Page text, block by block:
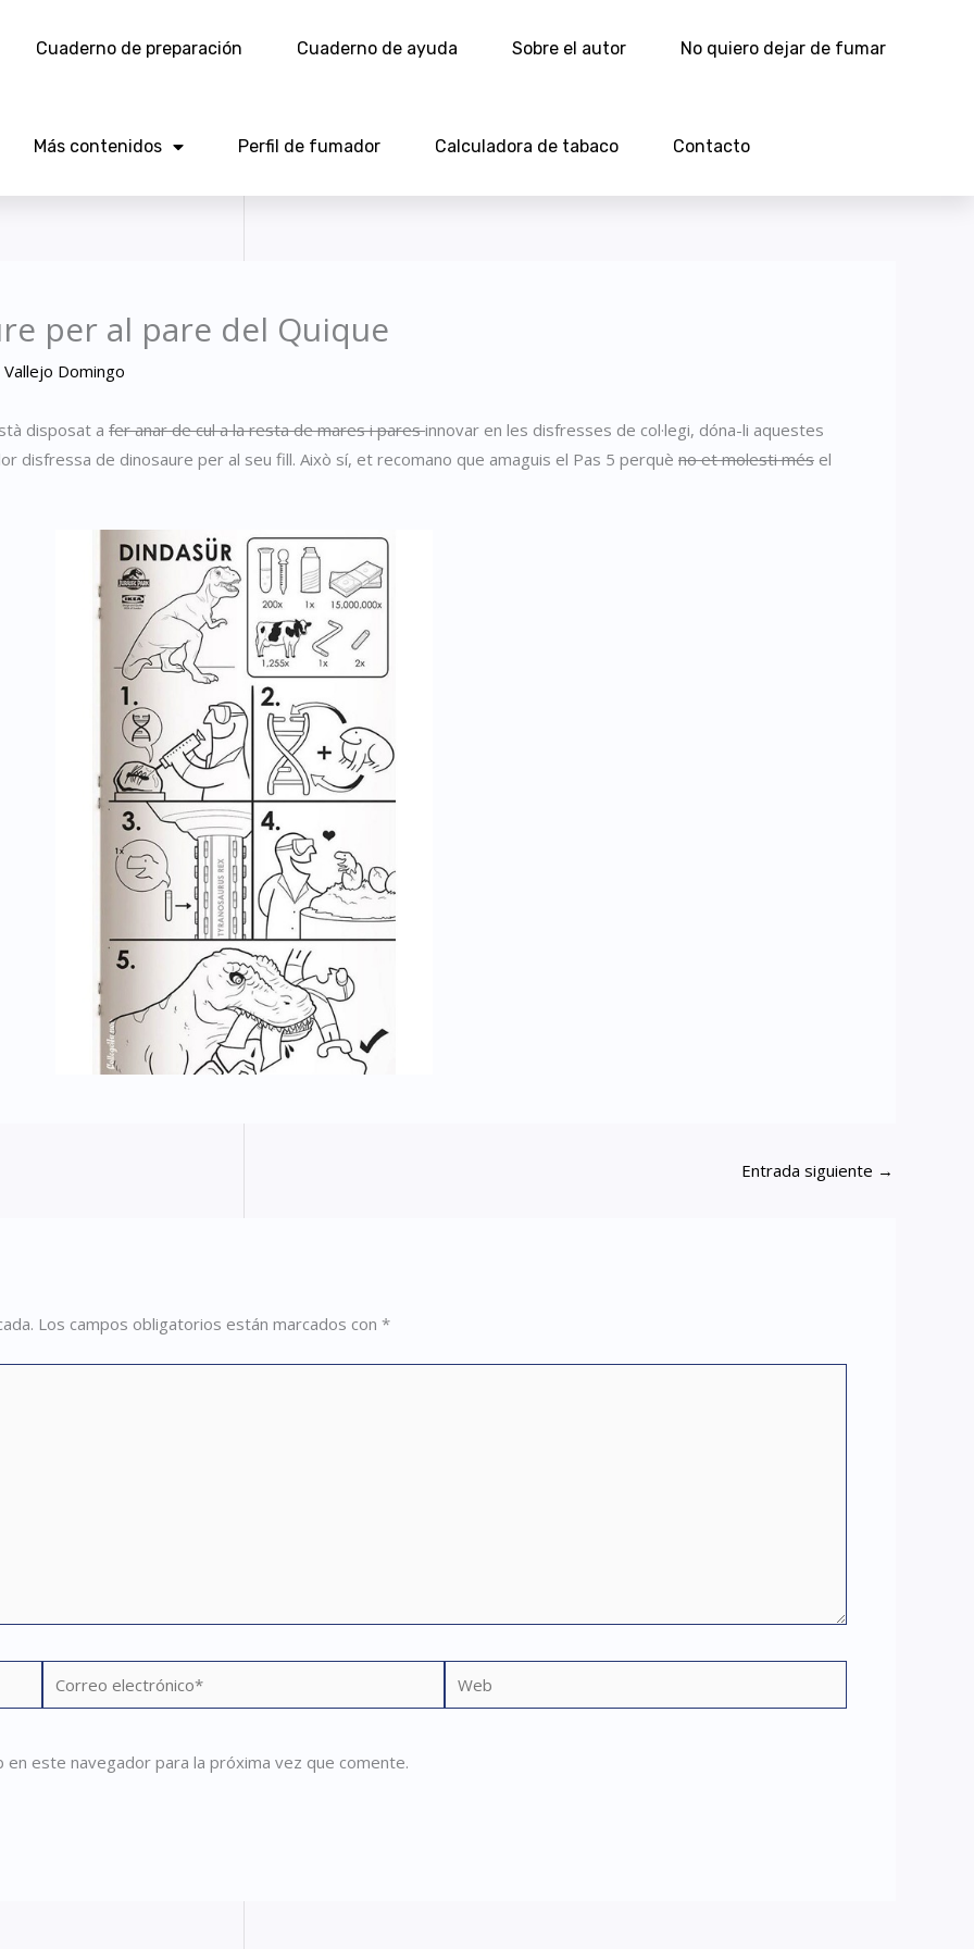
Cuaderno de preparación Cuaderno de ayuda Sobre el autor No quiero dejar de fumar
Más contenidos Perfil de fumador Calculadora de tabaco Contacto
per al pare del Quique
Domingo
disposat a fer anar de cul a la resta de mares i paresinnovar en les disfresses de col·legi, dóna-li aquestes
disfressa de dinosaure per al seu fill. Això sí, et recomano que amaguis el Pas 5 perquè no et molesti més el
Entrada siguiente →
Los campos obligatorios están marcados con *
electrónico*
este navegador para la próxima vez que comente.